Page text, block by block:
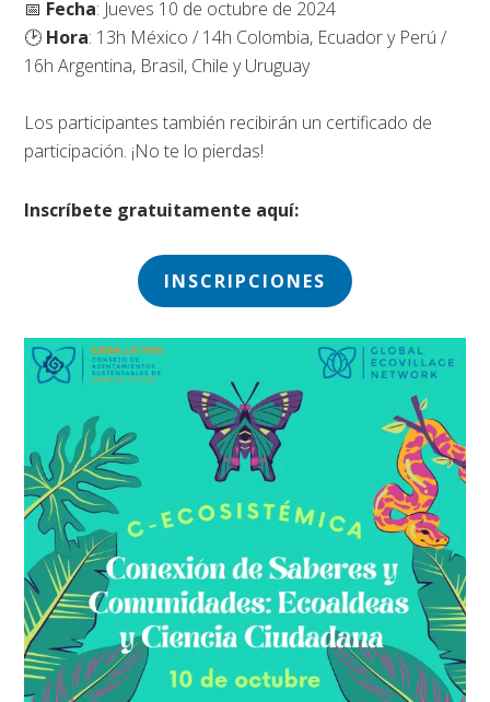
📅 Fecha: Jueves 10 de octubre de 2024
🕑 Hora: 13h México / 14h Colombia, Ecuador y Perú /
16h Argentina, Brasil, Chile y Uruguay
Los participantes también recibirán un certificado de
participación. ¡No te lo pierdas!
Inscríbete gratuitamente aquí:
INSCRIPCIONES